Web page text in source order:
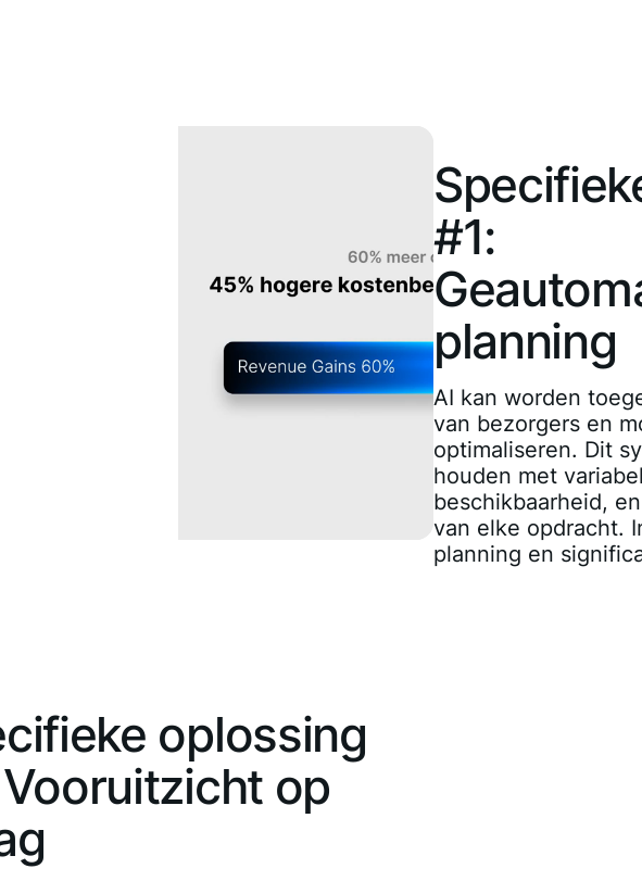
#1:
planning
AI kan worden
van bezorgers en
optimaliseren. Dit
houden met
beschikbaarheid,
van elke opdracht.
planning en
oplossing
op